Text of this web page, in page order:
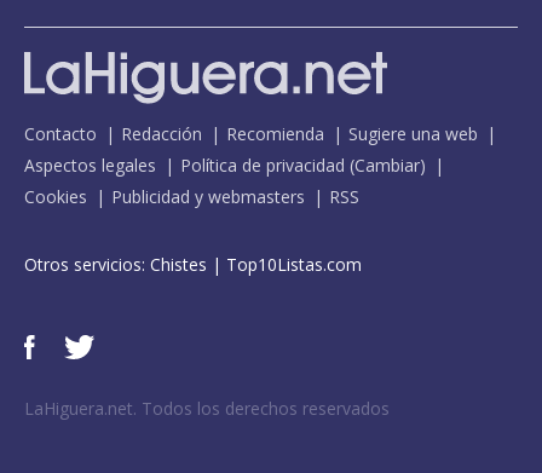
Contacto Redacción Recomienda
Sugiere una web
Aspectos legales
Política de privacidad (Cambiar)
Cookies
Publicidad y webmasters RSS
Otros servicios: Chistes | Top10Listas.com
LaHiguera.net. Todos los derechos reservados